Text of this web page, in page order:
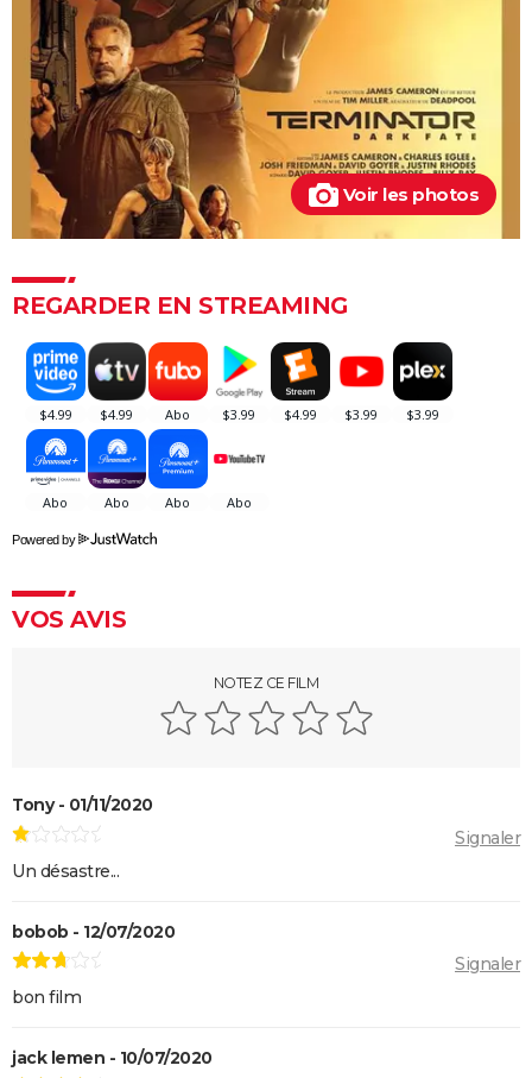
La Mouche
Dune 3 : une bande-annonce spectaculaire pour le
final de la saga, on en a des frissons
Star Wars Starfighter : première image du film avec
Ryan Gosling
Voir les photos
REGARDER EN STREAMING
Powered by
VOS AVIS
NOTEZ CE FILM
Tony - 01/11/2020
Signaler
Un désastre...
bobob - 12/07/2020
Signaler
bon film
jack lemen - 10/07/2020